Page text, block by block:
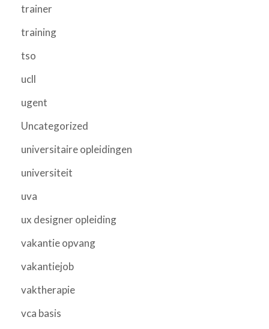
trainer
training
tso
ucll
ugent
Uncategorized
universitaire opleidingen
universiteit
uva
ux designer opleiding
vakantie opvang
vakantiejob
vaktherapie
vca basis